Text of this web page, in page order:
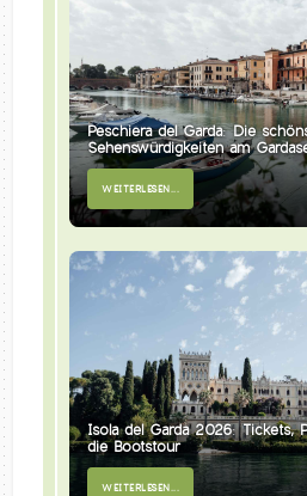
Peschiera del Garda: Die
Sehenswürdigkeiten am
WEITERLESEN...
Isola del Garda 2026: Tickets,
die Bootstour
WEITERLESEN...